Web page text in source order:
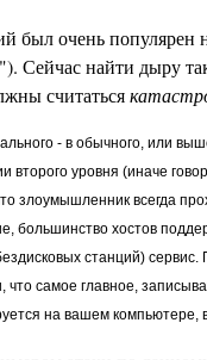
был очень популярен
Сейчас найти дыру
считаться
- в обычного, или
второго уровня (иначе
злоумышленник всегда
большинство хостов
станций)
что самое главное,
на вашем